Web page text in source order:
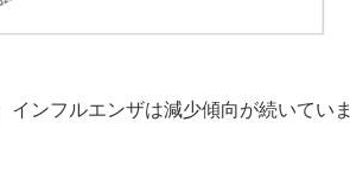
ンフルエンザは減少傾向が続いていま